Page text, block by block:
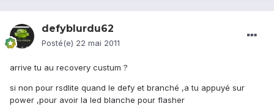
defyblurdu62
Posté(e) 22 mai 2011
arrive tu au recovery custum ?
si non pour rsdlite quand le defy et branché ,a tu appuyé sur
power ,pour avoir la led blanche pour flasher